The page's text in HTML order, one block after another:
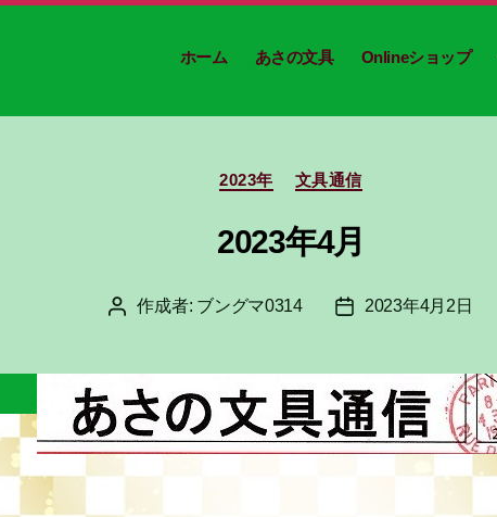
ホーム あさの文具 Onlineショップ
カ
テ
リ
ー
2023年 文具通信
2023年4月
投
作成者: ブングマ0314
投
2023年4月2日